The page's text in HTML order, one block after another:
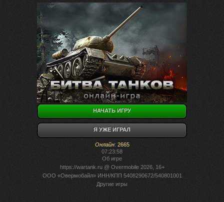
НАЧАТЬ ИГРУ
Я УЖЕ ИГРАЛ
Онлайн: 2665
07:23:58
Об игре
https://wartank.ru@ Overmobile 2026, 16+
ООО «Овермобайл» ИНН/КПП 5408290672/540801001
Другие игры